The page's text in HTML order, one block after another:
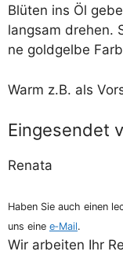
Blü­ten ins Öl
lang­sam dre­hen.
ne gold­gel­be
Warm z.B. als
Eingesendet
Rena­ta
Haben Sie auch einen
uns eine e‑Mail.
Wir arbei­ten Ihr